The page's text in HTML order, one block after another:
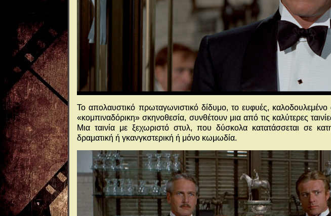
Το απολαυστικό πρωταγωνιστικό δίδυμο, το ευφυές,
«κομπιναδόρικη» σκηνοθεσία, συνθέτουν μια από τις καλύτερες
Μια ταινία με ξεχωριστό στυλ, που δύσκολα κατατάσσεται σε
δραματική ή γκανγκστερική ή μόνο κωμωδία.